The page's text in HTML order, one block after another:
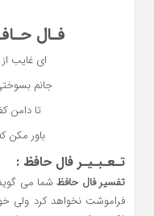
فـال
ای غایب
جانم
تا دامن
باور مکن
تـعـبـیـر فال حافظ :
تفسیر فال حافظشما می
فراموشت نخواهد کرد ولی